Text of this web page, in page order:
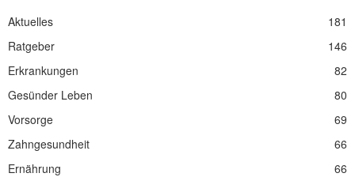
Aktuelles
181
Ratgeber
146
Erkrankungen
82
Gesünder Leben
80
Vorsorge
69
Zahngesundheit
66
Ernährung
66